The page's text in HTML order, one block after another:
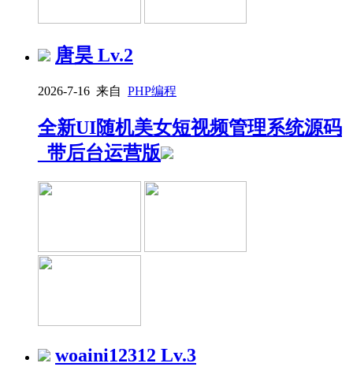
唐昊 Lv.2
2026-7-16 来自 PHP编程
全新UI随机美女短视频管理系统源码
_带后台运营版
woaini12312 Lv.3